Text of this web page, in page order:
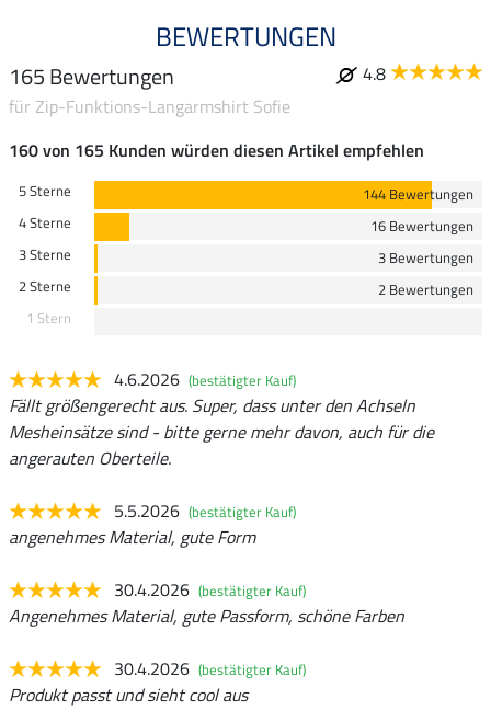
BEWERTUNGEN
165 Bewertungen
4.8
für Zip-Funktions-Langarmshirt Sofie
160 von 165 Kunden würden diesen Artikel empfehlen
5 Sterne
144 Bewertungen
4 Sterne
16 Bewertungen
3 Sterne
3 Bewertungen
2 Sterne
2 Bewertungen
1 Stern
4.6.2026 (bestätigter Kauf)
Fällt größengerecht aus. Super, dass unter den Achseln
Mesheinsätze sind - bitte gerne mehr davon, auch für die
angerauten Oberteile.
5.5.2026 (bestätigter Kauf)
angenehmes Material, gute Form
30.4.2026 (bestätigter Kauf)
Angenehmes Material, gute Passform, schöne Farben
30.4.2026 (bestätigter Kauf)
Produkt passt und sieht cool aus